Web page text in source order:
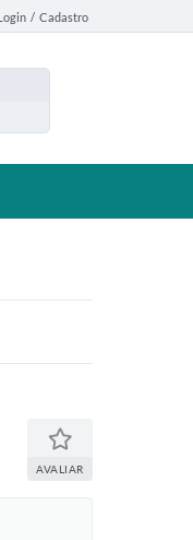
/ Cadastro
AVALIAR